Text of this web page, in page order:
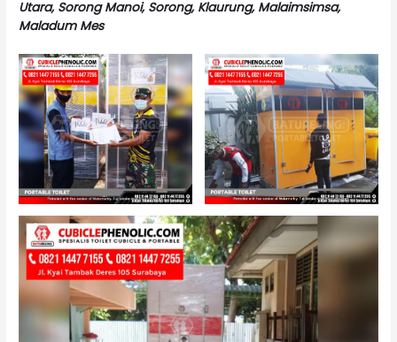
Utara, Sorong Manoi, Sorong, Klaurung, Malaimsimsa,
Maladum Mes